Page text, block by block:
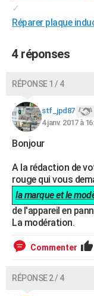
GUIDES D'ACHAT
CARTE DE VOEUX
Carte de Noël
Carte Bonne année
Carte Saint-Valentin
Carte Pâques
Carte d'anniversaire
DICTIONNAIRE
Dictionnaire
Biographies
Citations
Expressions
Proverbes
PROGRAMME TV
COPAINS D'AVANT
FORUM
Bricolage
Lifestyle
Culture
Sport
Auto
Television
Voyage
Cinema
✓
Réparer plaque
4 réponses
RÉPONSE 1 / 4
stf_jpd87
4 janv. 2017 à
Bonjour
A la rédaction de
rouge qui vous
la marque et le
de l'appareil en
La modération.
Commenter
RÉPONSE 2 / 4